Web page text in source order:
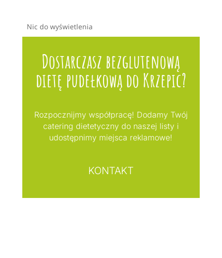
Nic do wyświetlenia
Dostarczasz bezglutenową
dietę pudełkową do Krzepic?
Rozpocznijmy współpracę! Dodamy Twój
catering dietetyczny do naszej listy i
udostępnimy miejsca reklamowe!
KONTAKT